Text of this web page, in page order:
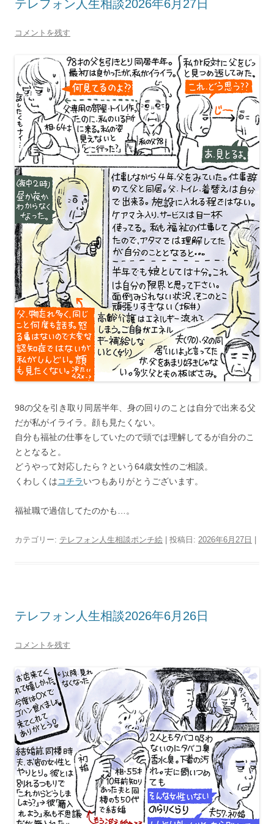
テレフォン人生相談2026年6月27日
コメントを残す
98の父を引き取り同居半年、身の回りのことは自分で出来る父
だが私がイライラ。顔も見たくない。
自分も福祉の仕事をしていたので頭では理解してるが自分のこ
ととなると。
どうやって対応したら？という64歳女性のご相談。
くわしくはコチラいつもありがとうございます。
福祉職で過信してたのかも…。
カテゴリー: テレフォン人生相談ポンチ絵 | 投稿日: 2026年6月27日
テレフォン人生相談2026年6月26日
コメントを残す